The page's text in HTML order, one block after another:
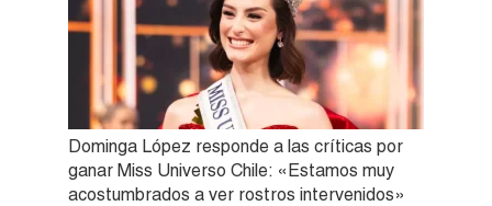
Dominga López responde a las críticas por
ganar Miss Universo Chile: «Estamos muy
acostumbrados a ver rostros intervenidos»